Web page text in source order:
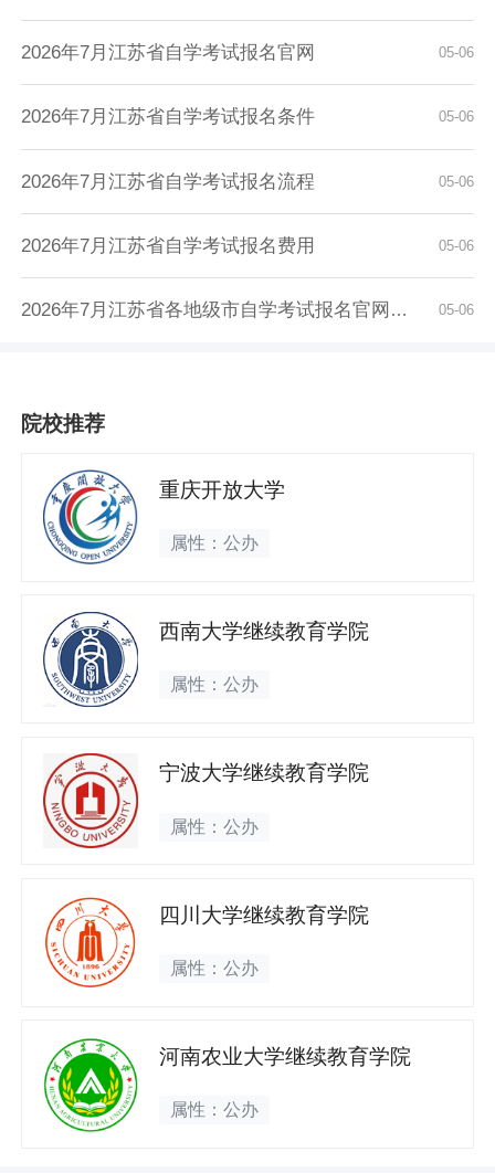
05-06
2026年7月江苏省自学考试报名官网
05-06
2026年7月江苏省自学考试报名条件
05-06
2026年7月江苏省自学考试报名流程
05-06
2026年7月江苏省自学考试报名费用
05-06
2026年7月江苏省各地级市自学考试报名官网入口...
院校推荐
重庆开放大学
属性：公办
西南大学继续教育学院
属性：公办
宁波大学继续教育学院
属性：公办
四川大学继续教育学院
属性：公办
河南农业大学继续教育学院
属性：公办